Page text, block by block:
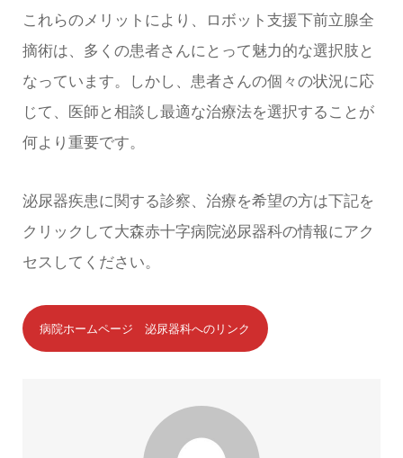
これらのメリットにより、ロボット支援下前立腺全
摘術は、多くの患者さんにとって魅力的な選択肢と
なっています。しかし、患者さんの個々の状況に応
じて、医師と相談し最適な治療法を選択することが
何より重要です。
泌尿器疾患に関する診察、治療を希望の方は下記を
クリックして大森赤十字病院泌尿器科の情報にアク
セスしてください。
病院ホームページ 泌尿器科へのリンク